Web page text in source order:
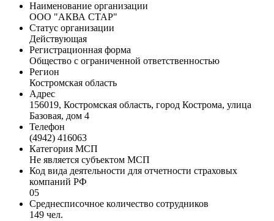
Наименование организации
ООО "АКВА СТАР"
Статус организации
Действующая
Регистрационная форма
Общество с ограниченной ответственностью
Регион
Костромская область
Адрес
156019, Костромская область, город Кострома, улица
Базовая, дом 4
Телефон
(4942) 416063
Категория МСП
Не является субъектом МСП
Код вида деятельности для отчетности страховых
компаний РФ
05
Среднесписочное количество сотрудников
149 чел.